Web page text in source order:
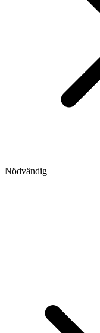
Nödvändig